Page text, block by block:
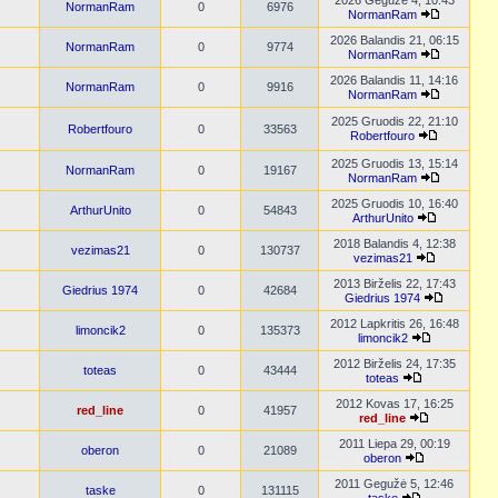
NormanRam 0 6976
NormanRam
NormanRam 0 9774
2026 Balandis 21, 06:15
NormanRam
NormanRam 0 9916
2026 Balandis 11, 14:16
NormanRam
Robertfouro 0 33563
2025 Gruodis 22, 21:10
Robertfouro
NormanRam 0 19167
2025 Gruodis 13, 15:14
NormanRam
ArthurUnito 0 54843
2025 Gruodis 10, 16:40
ArthurUnito
vezimas21 0 130737
2018 Balandis 4, 12:38
vezimas21
Giedrius 1974 0 42684
2013 Birželis 22, 17:43
Giedrius 1974
limoncik2 0 135373
2012 Lapkritis 26, 16:48
limoncik2
toteas 0 43444
2012 Birželis 24, 17:35
toteas
red_line 0 41957
2012 Kovas 17, 16:25
red_line
oberon 0 21089
2011 Liepa 29, 00:19
oberon
taske 0 131115
2011 Gegužė 5, 12:46